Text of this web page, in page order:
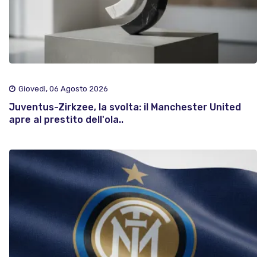
Giovedì, 06 Agosto 2026
Juventus-Zirkzee, la svolta: il Manchester United
apre al prestito dell'ola..